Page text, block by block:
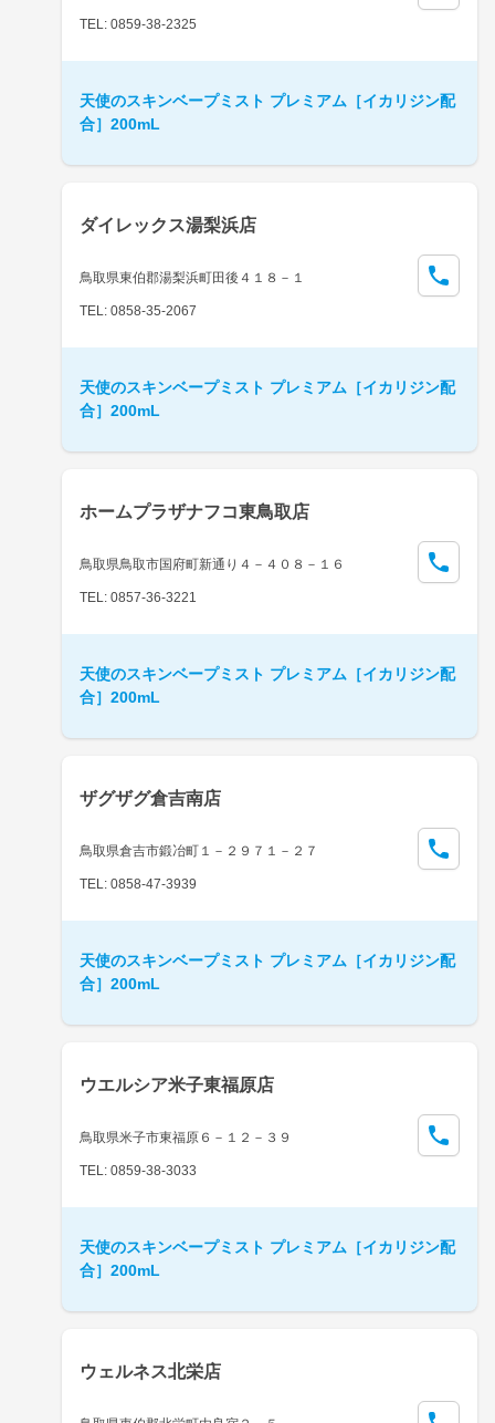
TEL: 0859-38-2325
天使のスキンベープミスト プレミアム［イカリジン配
合］200mL
ダイレックス湯梨浜店
鳥取県東伯郡湯梨浜町田後４１８－１
TEL: 0858-35-2067
天使のスキンベープミスト プレミアム［イカリジン配
合］200mL
ホームプラザナフコ東鳥取店
鳥取県鳥取市国府町新通り４－４０８－１６
TEL: 0857-36-3221
天使のスキンベープミスト プレミアム［イカリジン配
合］200mL
ザグザグ倉吉南店
鳥取県倉吉市鍛冶町１－２９７１－２７
TEL: 0858-47-3939
天使のスキンベープミスト プレミアム［イカリジン配
合］200mL
ウエルシア米子東福原店
鳥取県米子市東福原６－１２－３９
TEL: 0859-38-3033
天使のスキンベープミスト プレミアム［イカリジン配
合］200mL
ウェルネス北栄店